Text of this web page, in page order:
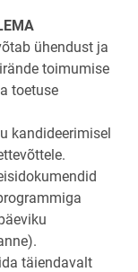
ühendust ja
toimumise
toetuse
kandideerimisel
täiendavalt